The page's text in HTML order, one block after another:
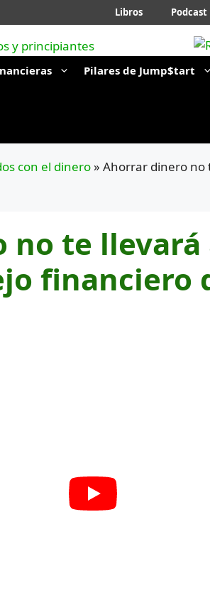
Libros Podcast
Pilares de Jump$tart
con el dinero» Ahorrar dinero no
no te
financiero